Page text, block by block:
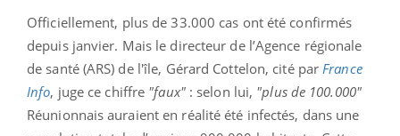
Officiellement, plus de 33.000 cas ont été confirmés
depuis janvier. Mais le directeur de l’Agence régionale
de santé (ARS) de l'île, Gérard Cottelon, cité par France
Info, juge ce chiffre "faux" : selon lui, "plus de 100.000"
Réunionnais auraient en réalité été infectés, dans une